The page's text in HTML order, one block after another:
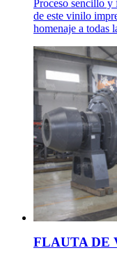
Proceso sencillo y
de este vinilo
homenaje a todas
FLAUTA DE